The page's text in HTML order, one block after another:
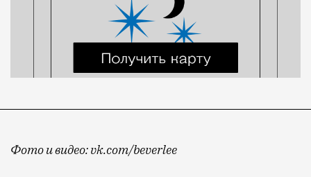
Фото и видео: vk.com/beverlee